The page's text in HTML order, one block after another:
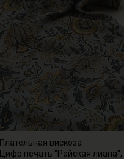
Плательная вискоза
Цифр.печать "Райская лиана",